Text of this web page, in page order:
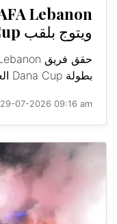
ويتوج بلقب Dana Cup العالمية
بطولة Dana Cup العالمية في الدنمارك لفئة...
29-07-2026 09:16 am